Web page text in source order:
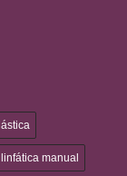
manual